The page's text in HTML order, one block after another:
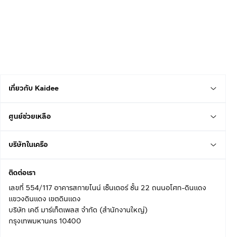
เกี่ยวกับ Kaidee
ศูนย์ช่วยเหลือ
บริษัทในเครือ
ติดต่อเรา
เลขที่ 554/117 อาคารสกายไนน์ เซ็นเตอร์ ชั้น 22 ถนนอโศก-ดินแดง
แขวงดินแดง เขตดินแดง
บริษัท เคดี มาร์เก็ตเพลส จำกัด (สำนักงานใหญ่)
กรุงเทพมหานคร 10400